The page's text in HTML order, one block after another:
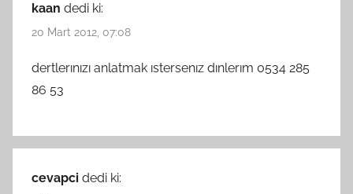
kaan dedi ki:
20 Mart 2012, 07:08
dertlerınızı anlatmak ıstersenız dınlerım 0534 285
86 53
cevapci dedi ki: